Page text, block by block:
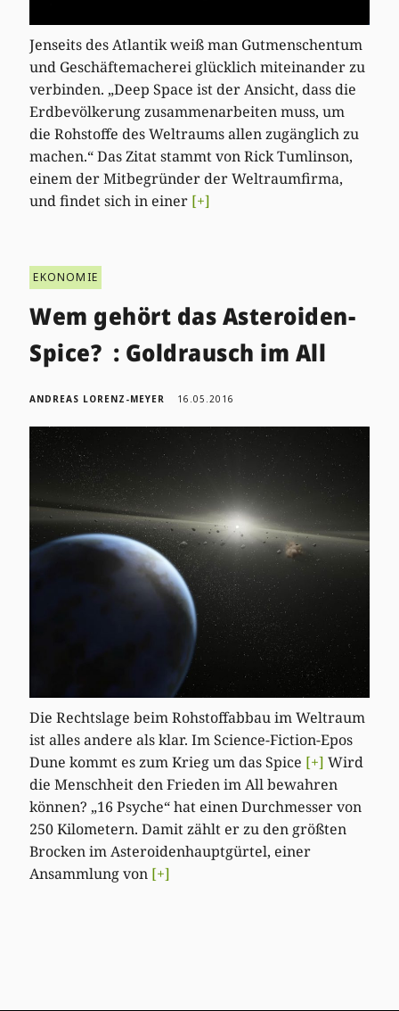
Jenseits des Atlantik weiß man Gutmenschentum
und Geschäftemacherei glücklich miteinander zu
verbinden. „Deep Space ist der Ansicht, dass die
Erdbevölkerung zusammenarbeiten muss, um
die Rohstoffe des Weltraums allen zugänglich zu
machen.“ Das Zitat stammt von Rick Tumlinson,
einem der Mitbegründer der Weltraumfirma,
und findet sich in einer [+]
EKONOMIE
Wem gehört das Asteroiden-
Spice? : Goldrausch im All
ANDREAS LORENZ-MEYER 16.05.2016
Die Rechtslage beim Rohstoffabbau im Weltraum
ist alles andere als klar. Im Science-Fiction-Epos
Dune kommt es zum Krieg um das Spice [+] Wird
die Menschheit den Frieden im All bewahren
können? „16 Psyche“ hat einen Durchmesser von
250 Kilometern. Damit zählt er zu den größten
Brocken im Asteroidenhauptgürtel, einer
Ansammlung von [+]